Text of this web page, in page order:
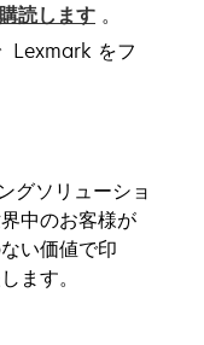
購読します 。
Lexmark をフ
グソリューショ
中のお客様が
い価値で印
ます。